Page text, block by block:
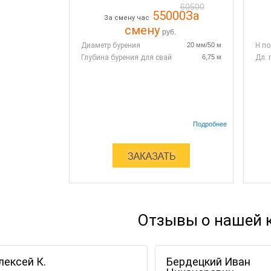
60500
За смену час 55000За
смену руб.
Диаметр бурения
20 мм/50 м
Глубина бурения для свай 6,75 м
H
Дл.
Отзывы о нашей
К.
Бердецкий Иван